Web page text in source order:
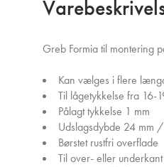
Greb Formia til montering
Kan vælges i flere
Til lågetykkelse fra
Pålagt tykkelse 1 mm
Udslagsdybde 24 mm
Børstet rustfri overflade
Til over- eller